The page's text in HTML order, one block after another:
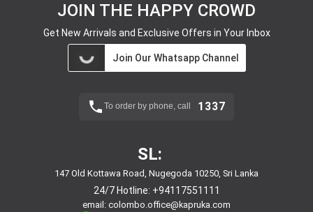
JOIN THE HAPPY CROWD
Get New Arrivals and Exclusive Offers in Your Inbox
Join Our Whatsapp Channel
To order by phone, call 1337
SL:
147 Old Kottawa Road, Nugegoda 10250, Sri Lanka
24/7 Hotline: +94117551111
email: colombo.office@kapruka.com